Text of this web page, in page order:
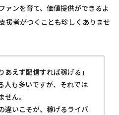
ァンを育て、価値提供ができるよ
援者がつくことも珍しくありませ
あえず配信すれば稼げる」
人も多いですが、それでは
せん。
違いこそが、稼げるライバ